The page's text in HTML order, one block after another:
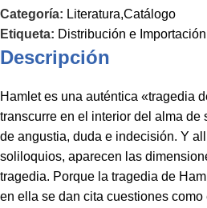
Categoría: Literatura,Catálogo
Etiqueta: Distribución e Importación
Descripción
Hamlet es una auténtica «tragedia
transcurre en el interior del alma de
de angustia, duda e indecisión. Y
soliloquios, aparecen las
tragedia. Porque la tragedia de
en ella se dan cita cuestiones como